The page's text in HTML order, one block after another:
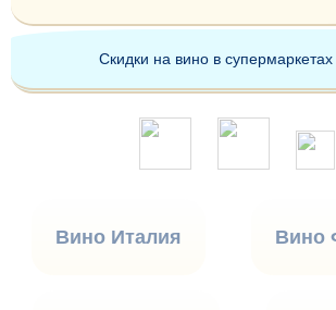
Скидки на вино в
Вино Италия Вино